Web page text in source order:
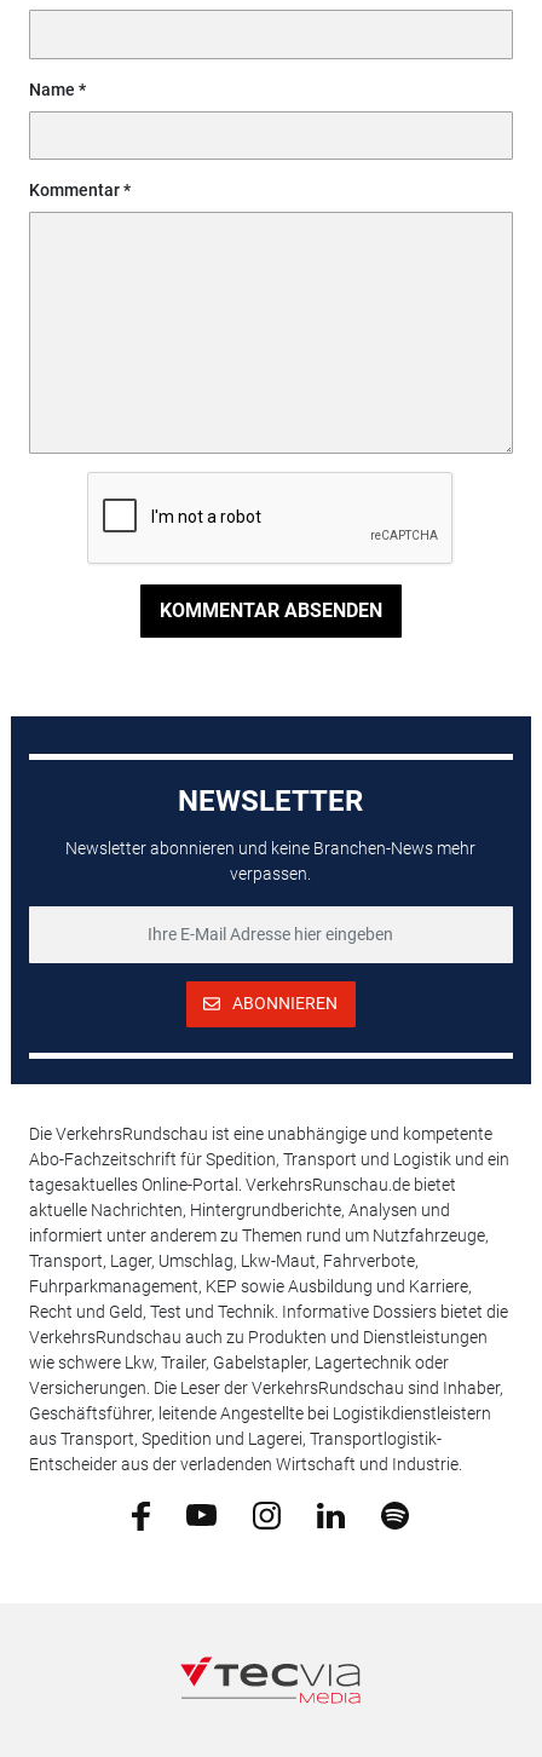
Name
Kommentar
KOMMENTAR ABSENDEN
NEWSLETTER
Newsletter abonnieren und keine Branchen-News mehr
verpassen.
ABONNIEREN
Die VerkehrsRundschau ist eine unabhängige und kompetente
Abo-Fachzeitschrift für Spedition, Transport und Logistik und ein
tagesaktuelles Online-Portal. VerkehrsRunschau.de bietet
aktuelle Nachrichten, Hintergrundberichte, Analysen und
informiert unter anderem zu Themen rund um Nutzfahrzeuge,
Transport, Lager, Umschlag, Lkw-Maut, Fahrverbote,
Fuhrparkmanagement, KEP sowie Ausbildung und Karriere,
Recht und Geld, Test und Technik. Informative Dossiers bietet die
VerkehrsRundschau auch zu Produkten und Dienstleistungen
wie schwere Lkw, Trailer, Gabelstapler, Lagertechnik oder
Versicherungen. Die Leser der VerkehrsRundschau sind Inhaber,
Geschäftsführer, leitende Angestellte bei Logistikdienstleistern
aus Transport, Spedition und Lagerei, Transportlogistik-
Entscheider aus der verladenden Wirtschaft und Industrie.